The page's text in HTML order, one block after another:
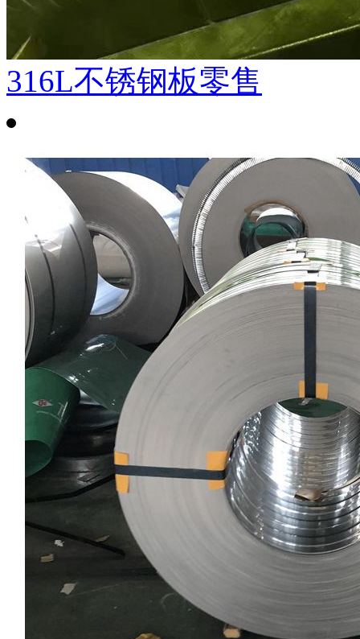
316L不锈钢板零售